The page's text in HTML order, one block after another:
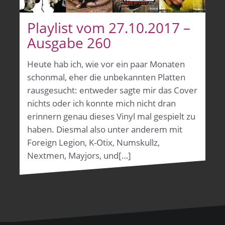
Playlist vom 27.10.2017 –
Ausgabe 260
Heute hab ich, wie vor ein paar Monaten
schonmal, eher die unbekannten Platten
rausgesucht: entweder sagte mir das Cover
nichts oder ich konnte mich nicht dran
erinnern genau dieses Vinyl mal gespielt zu
haben. Diesmal also unter anderem mit
Foreign Legion, K-Otix, Numskullz,
Nextmen, Mayjors, und[…]